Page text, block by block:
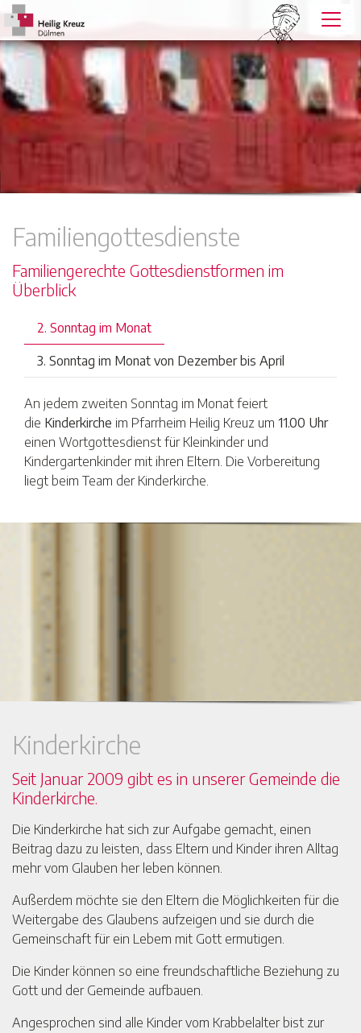
Familiengottesdienste
Familiengerechte Gottesdienstformen im
Überblick
2. Sonntag im Monat
3. Sonntag im Monat von Dezember bis April
An jedem zweiten Sonntag im Monat feiert
die Kinderkirche im Pfarrheim Heilig Kreuz um 11.00 Uhr
einen Wortgottesdienst für Kleinkinder und
Kindergartenkinder mit ihren Eltern. Die Vorbereitung
liegt beim Team der Kinderkirche.
Kinderkirche
Seit Januar 2009 gibt es in unserer Gemeinde die
Kinderkirche.
Die Kinderkirche hat sich zur Aufgabe gemacht, einen
Beitrag dazu zu leisten, dass Eltern und Kinder ihren Alltag
mehr vom Glauben her leben können.
Außerdem möchte sie den Eltern die Möglichkeiten für die
Weitergabe des Glaubens aufzeigen und sie durch die
Gemeinschaft für ein Lebem mit Gott ermutigen.
Die Kinder können so eine freundschaftliche Beziehung zu
Gott und der Gemeinde aufbauen.
Angesprochen sind alle Kinder vom Krabbelalter bist zur